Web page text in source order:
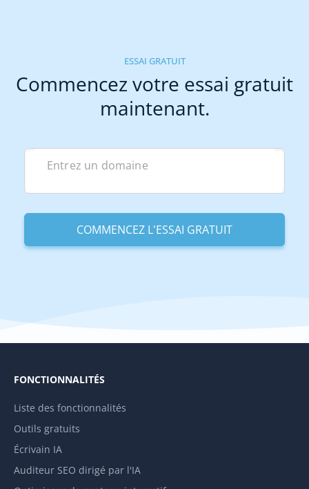
ESSAI GRATUIT
Commencez votre essai gratuit
maintenant.
FONCTIONNALITÉS
Liste des fonctionnalités
Outils gratuits
Écrivain IA
Auditeur SEO dirigé par l'IA